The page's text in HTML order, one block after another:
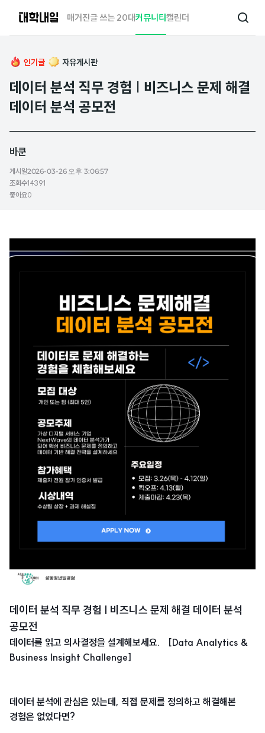
매거진글 쓰는 20대커뮤니티캘린더
검
인기글 자유게시판
데이터 분석 직무 경험 | 비즈니스 문제 해결
데이터 분석 공모전
바쿤
게시일2026-03-26 오후 3:06:57
조회수14391
좋아요0
데이터 분석 직무 경험 | 비즈니스 문제 해결 데이터 분석
공모전
데이터를 읽고 의사결정을 설계해보세요. [Data Analytics &
Business Insight Challenge]
데이터 분석에 관심은 있는데, 직접 문제를 정의하고 해결해본
경험은 없었다면?